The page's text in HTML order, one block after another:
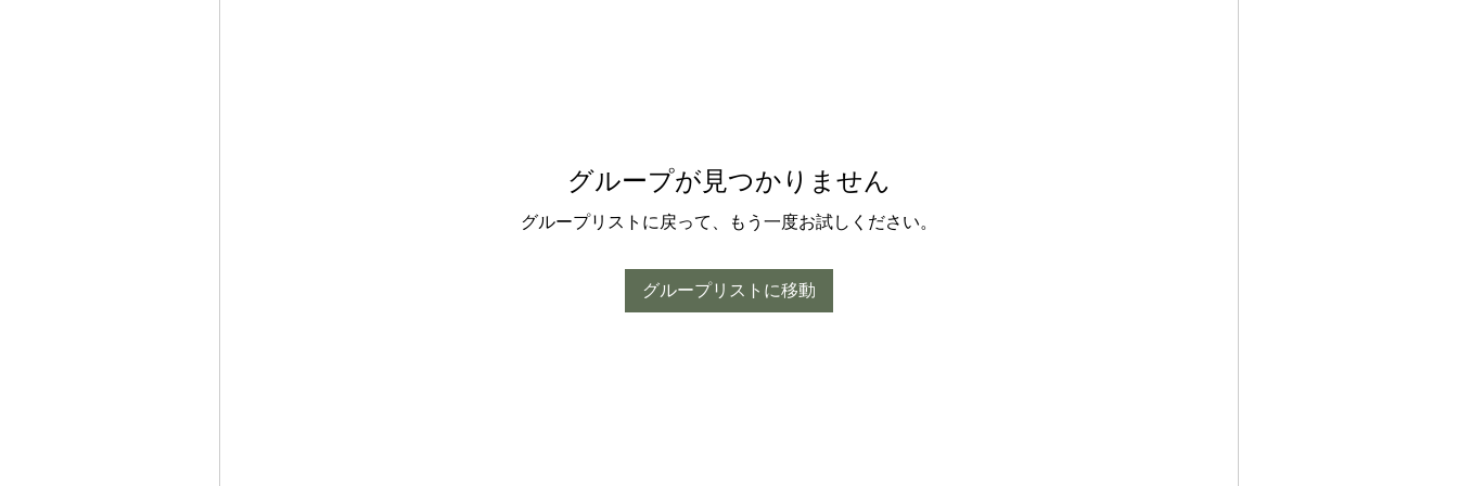
グループが見つかりません
グループリストに戻って、もう一度お試しください。
グループリストに移動